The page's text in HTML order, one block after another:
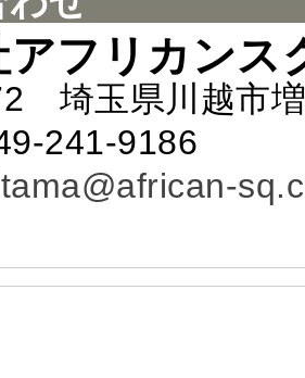
アフリカンス
埼玉県川越市
049-241-